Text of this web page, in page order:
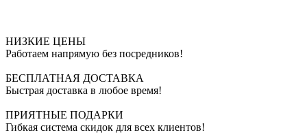
НИЗКИЕ ЦЕНЫ
Работаем напрямую без посредников!
БЕСПЛАТНАЯ ДОСТАВКА
Быстрая доставка в любое время!
ПРИЯТНЫЕ ПОДАРКИ
Гибкая система скидок для всех клиентов!